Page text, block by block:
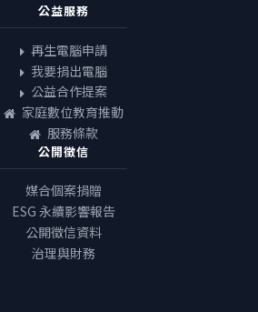
公益服務
再生電腦申請
我要捐出電腦
公益合作提案
家庭數位教育推動
服務條款
公開徵信
媒合個案捐贈
ESG 永續影響報告
公開徵信資料
治理與財務